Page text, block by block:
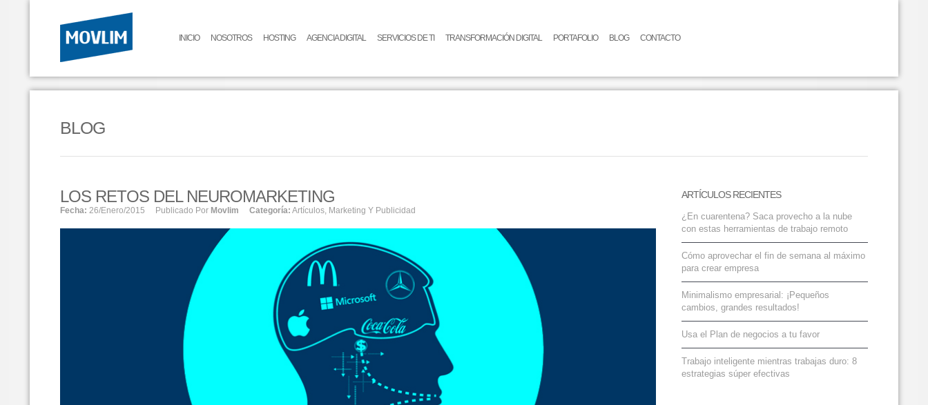
INICIO NOSOTROS HOSTING AGENCIA DIGITAL SERVICIOS DE TI TRANSFORMACIÓN DIGITAL PORTAFOLIO BLOG CONTACTO
BLOG
LOS RETOS DEL NEUROMARKETING
Fecha: 26/enero/2015 Publicado Por Movlim Categoría: Artículos, Marketing Y Publicidad
ARTÍCULOS RECIENTES
¿En cuarentena? Saca provecho a la nube
con estas herramientas de trabajo remoto
Cómo aprovechar el fin de semana al máximo
para crear empresa
Minimalismo empresarial: ¡Pequeños
cambios, grandes resultados!
Usa el Plan de negocios a tu favor
Trabajo inteligente mientras trabajas duro: 8
estrategias súper efectivas